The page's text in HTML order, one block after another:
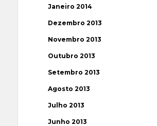
Janeiro 2014
Dezembro 2013
Novembro 2013
Outubro 2013
Setembro 2013
Agosto 2013
Julho 2013
Junho 2013